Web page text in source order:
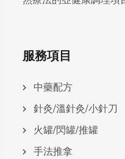
服務項目
中藥配方
針灸/溫針灸/小針刀
火罐/閃罐/推罐
手法推拿